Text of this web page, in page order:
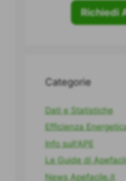
Richiedi
Categorie
Dati e Statistiche
Efficienza
Info sull'APE
Le Guide di
News Apefacile.it